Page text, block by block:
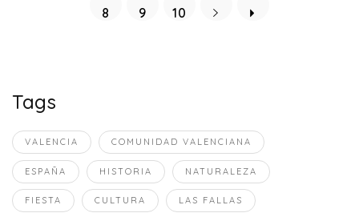
8 9 10
Tags
VALENCIA COMUNIDAD VALENCIANA
ESPAÑA HISTORIA NATURALEZA
FIESTA CULTURA LAS FALLAS